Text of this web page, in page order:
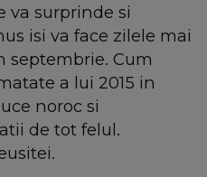
va surprinde si
isi va face zilele mai
septembrie. Cum
a lui 2015 in
noroc si
de tot felul.